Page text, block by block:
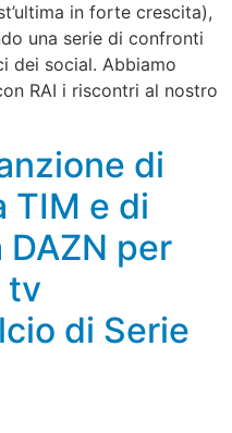
in forte crescita),
una serie di confronti
dei social. Abbiamo
RAI i riscontri al nostro
di
TIM e di
per
tv
di Serie